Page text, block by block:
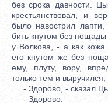
без срока давности.
крестьянствовал, и
было навострил
бить кнутом без
у Волкова, - а как кожа
его кнутом же без
ему, плуту, вору,
только тем и выручился,
- Здорово, - сказал
- Здорово.